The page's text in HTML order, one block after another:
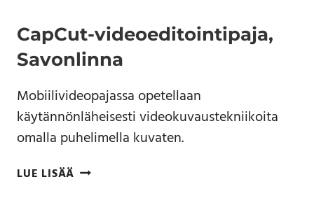
CapCut-videoeditointipaja,
Savonlinna
Mobiilivideopajassa opetellaan
käytännönläheisesti videokuvaustekniikoita
omalla puhelimella kuvaten.
LUE LISÄÄ